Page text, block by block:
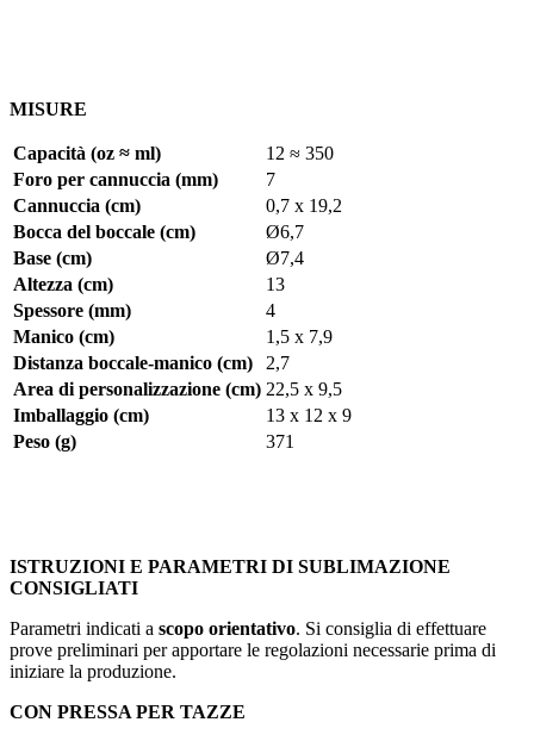
MISURE
Capacità (oz ≈ ml)
12 ≈ 350
Foro per cannuccia (mm)
7
Cannuccia (cm)
0,7 x 19,2
Bocca del boccale (cm)
Ø6,7
Base (cm)
Ø7,4
Altezza (cm)
13
Spessore (mm)
4
Manico (cm)
1,5 x 7,9
Distanza boccale-manico (cm)
2,7
Area di personalizzazione (cm) 22,5 x 9,5
Imballaggio (cm)
13 x 12 x 9
Peso (g)
371
ISTRUZIONI E PARAMETRI DI SUBLIMAZIONE
CONSIGLIATI
Parametri indicati a scopo orientativo. Si consiglia di effettuare
prove preliminari per apportare le regolazioni necessarie prima di
iniziare la produzione.
CON PRESSA PER TAZZE